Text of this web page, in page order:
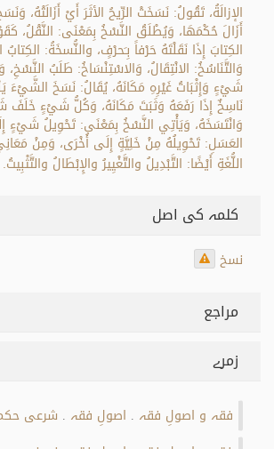
الإزالَةُ، تَقُولُ: نَسَخَتْ الرِّيحُ الأثَرَ أَيْ أَزَالَتْهُ،
أَزَالَ حُكْمَهَا، وَيُطْلَقُ النَّسْخُ بِمَعْنَى: النَّقْلُ،
الكِتابَ إِذَا نَقَلْتَهُ حَرْفاً بِـَحرْفٍ، والنُّسخَةُ: الكِتابُ
وَالتَّنَاسُخُ: الانْتِقَالُ، وَالاسْتِنْسَاخُ: طَلَبُ
شَيْءٍ وَإِثْبَاتُ غَيْرِهِ مَكَانَهُ، يُقَالُ: نَسَخَ
نَاسِخٌ إِذَا رَفَعَهُ وَثَبَتَ مَكَانَهُ، وَكُلُّ شَيْءٍ خَلَفَ
وَانْتَسَخَهُ، وَيَأْتِي النَّسْخُ بِمَعْنَى: تَحْوِيلُ
العَسَلِ: تَحْوِيلُهُ مِنْ خَلِيَّةٍ إِلَى أُخْرَى، وَمِنْ
اللُّغَةِ أَيْضًا: التَّبْدِيلُ والتَّغْيِيرُ والإِبْطَالُ والتَّثْبِيتُ.
کلمہ کی اصل
نسخ
مراجع
زمرے
فقہ و اصولِ فقہ اصولِ فقہ شرعی